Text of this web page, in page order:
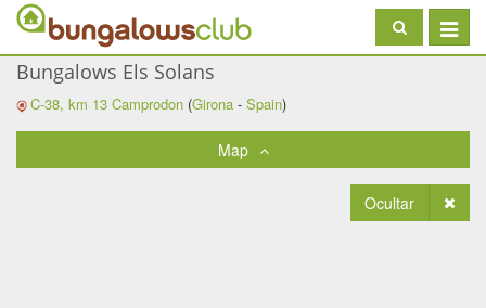
Toggle
Bungalows Els Solans
C-38, km 13Camprodon (Girona -Spain)
Map
Ocultar